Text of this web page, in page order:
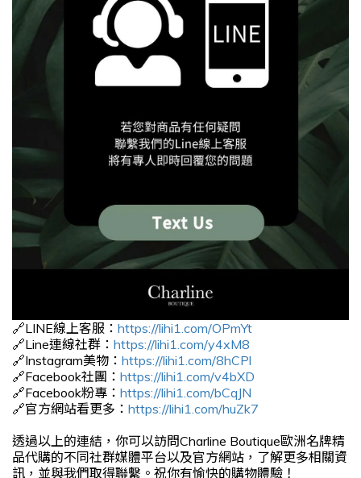
🔗LINE線上客服： https://lihi1.com/OPmYt
🔗Line連線社群： https://lihi1.com/y4xM8
🔗Instagram美物： https://lihi1.com/8hCPl
🔗Facebook社團： https://lihi1.com/v4bXD
🔗Facebook粉專： https://lihi1.com/bCqJN
🔗官方網站看更多： https://lihi1.com/huZk7
透過以上的連結，你可以訪問Charline Boutique歐洲名牌精
品代購的不同社群媒體平台以及官方網站，了解更多相關資
訊，並與我們取得聯繫。祝你有愉快的購物體驗！